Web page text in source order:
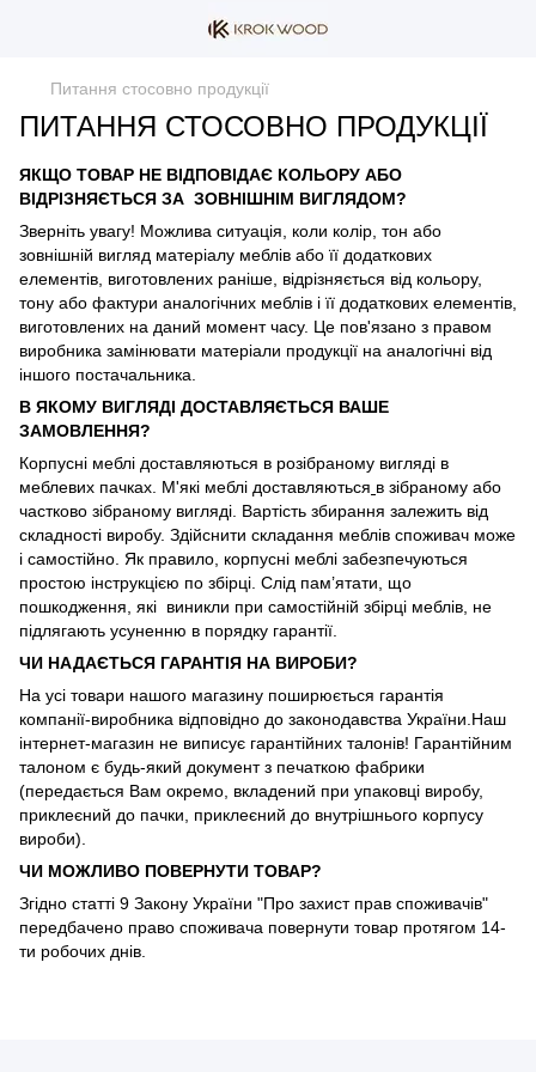
Питання стосовно продукції
ПИТАННЯ СТОСОВНО ПРОДУКЦІЇ
ЯКЩО ТОВАР НЕ ВІДПОВІДАЄ КОЛЬОРУ АБО
ВІДРІЗНЯЄТЬСЯ ЗА ЗОВНІШНІМ ВИГЛЯДОМ?
Зверніть увагу! Можлива ситуація, коли колір, тон або
зовнішній вигляд матеріалу меблів або її додаткових
елементів, виготовлених раніше, відрізняється від кольору,
тону або фактури аналогічних меблів і її додаткових елементів,
виготовлених на даний момент часу. Це пов'язано з правом
виробника замінювати матеріали продукції на аналогічні від
іншого постачальника.
В ЯКОМУ ВИГЛЯДІ ДОСТАВЛЯЄТЬСЯ ВАШЕ
ЗАМОВЛЕННЯ?
Корпусні меблі доставляються в розібраному вигляді в
меблевих пачках. М'які меблі доставляються в зібраному або
частково зібраному вигляді. Вартість збирання залежить від
складності виробу. Здійснити складання меблів споживач може
і самостійно. Як правило, корпусні меблі забезпечуються
простою інструкцією по збірці. Слід пам’ятати, що
пошкодження, які виникли при самостійній збірці меблів, не
підлягають усуненню в порядку гарантії.
ЧИ НАДАЄТЬСЯ ГАРАНТІЯ НА ВИРОБИ?
На усі товари нашого магазину поширюється гарантія
компанії-виробника відповідно до законодавства України.Наш
інтернет-магазин не виписує гарантійних талонів! Гарантійним
талоном є будь-який документ з печаткою фабрики
(передається Вам окремо, вкладений при упаковці виробу,
приклеєний до пачки, приклеєний до внутрішнього корпусу
вироби).
ЧИ МОЖЛИВО ПОВЕРНУТИ ТОВАР?
Згідно статті 9 Закону України "Про захист прав споживачів"
передбачено право споживача повернути товар протягом 14-
ти робочих днів.